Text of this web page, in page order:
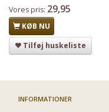
Vores pris: 29,95
KØB NU
Tilføj huskeliste
INFORMATIONER